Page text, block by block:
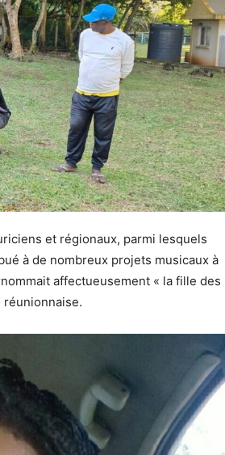
et régionaux, parmi lesquels
à de nombreux projets musicaux à
affectueusement « la fille des
réunionnaise.